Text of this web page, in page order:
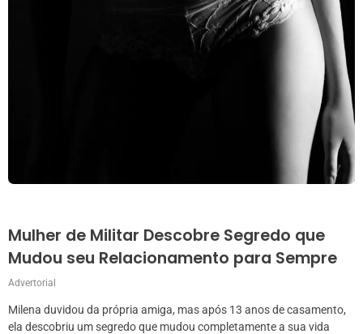
Mulher de Militar Descobre Segredo que
Mudou seu Relacionamento para Sempre
Advertorial
Milena duvidou da própria amiga, mas após 13 anos de casamento,
ela descobriu um segredo que mudou completamente a sua vida